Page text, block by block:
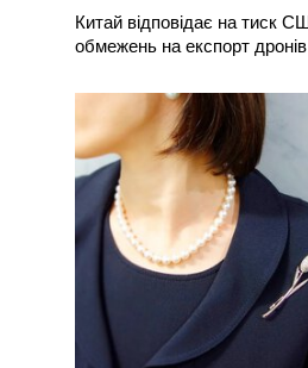
Більше
Китай відповідає на тиск
обмежень на експорт